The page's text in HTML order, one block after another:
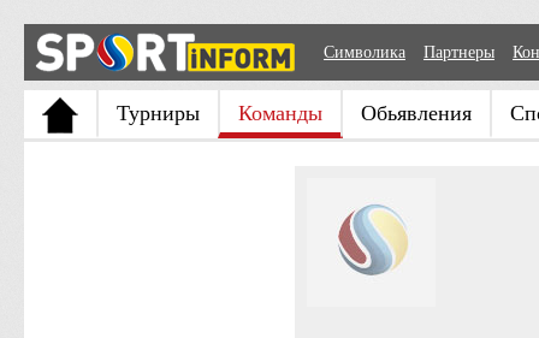
Символика Партнеры
Турниры Команды Обьявления